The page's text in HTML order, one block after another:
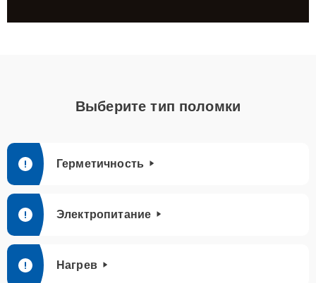
Выберите тип поломки
Герметичность
Электропитание
Нагрев